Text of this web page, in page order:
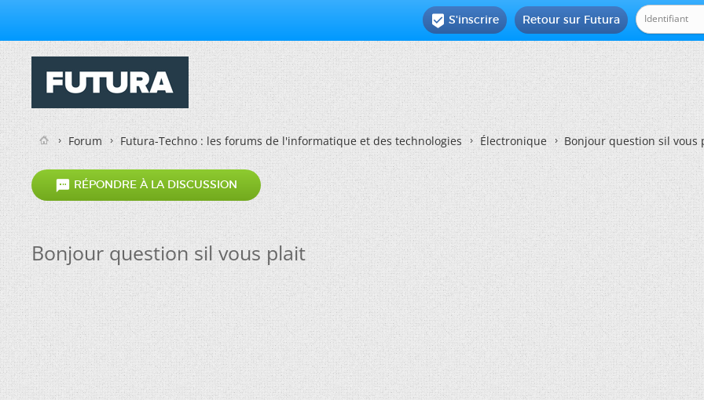
Retour sur Futura
 S'inscrire
Forum Futura-Techno : les forums de l'informatique et des technologies Électronique Bonjour question sil vous
 RÉPONDRE À LA DISCUSSION
Bonjour question sil vous plait